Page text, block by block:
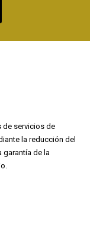
de servicios de
la reducción del
garantía de la